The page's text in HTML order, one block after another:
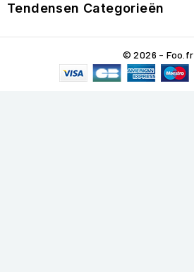
Tendensen Categorieën
© 2026 - Foo.fr